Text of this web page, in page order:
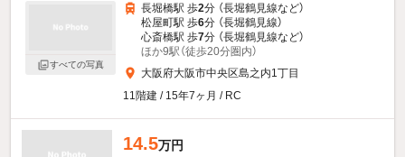
すべての写真
長堀橋駅 歩2分 （長堀鶴見線など）
松屋町駅 歩6分 （長堀鶴見線）
心斎橋駅 歩7分 （長堀鶴見線など）
ほか9駅（徒歩20分圏内）
大阪府大阪市中央区島之内1丁目
11階建 / 15年7ヶ月 / RC
14.5万円